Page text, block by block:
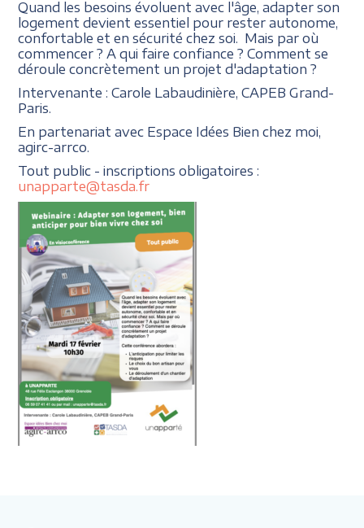
Quand les besoins évoluent avec l'âge, adapter son
logement devient essentiel pour rester autonome,
confortable et en sécurité chez soi. Mais par où
commencer ? A qui faire confiance ? Comment se
déroule concrètement un projet d'adaptation ?
Intervenante : Carole Labaudinière, CAPEB Grand-
Paris.
En partenariat avec Espace Idées Bien chez moi,
agirc-arrco.
Tout public - inscriptions obligatoires :
unapparte@tasda.fr